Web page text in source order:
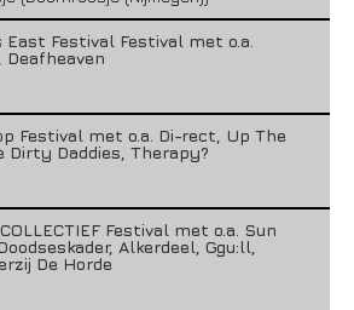
Festival Festival met o.a.
Deafheaven
Festival met o.a. Di-rect, Up The
Dirty Daddies, Therapy?
Festival met o.a. Sun
Alkerdeel, Ggu:ll,
De Horde